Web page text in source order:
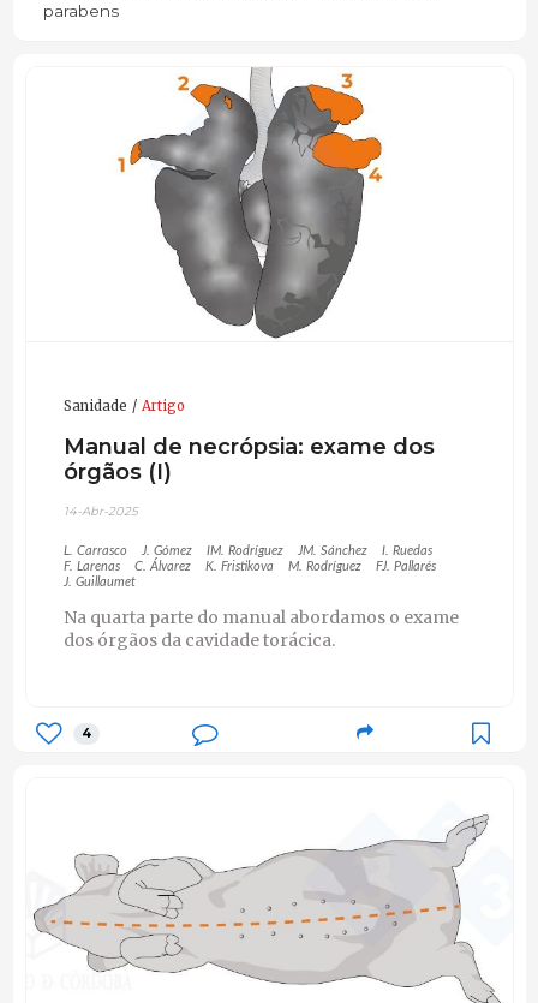
parabens
Sanidade Artigo
Manual de necrópsia: exame dos
órgãos (I)
14-Abr-2025
L. Carrasco J. Gómez IM. Rodríguez JM. Sánchez
I. Ruedas
F. Larenas
C. Álvarez K. Fristikova M. Rodríguez
FJ. Pallarés
J. Guillaumet
Na quarta parte do manual abordamos o exame
dos órgãos da cavidade torácica.
4